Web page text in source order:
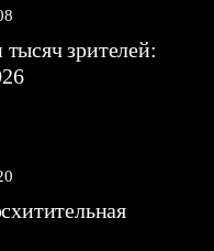
тысяч зрителей: